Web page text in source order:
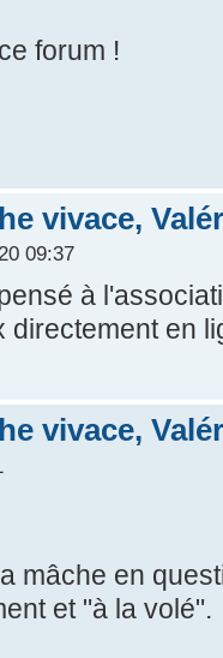
forum !
vivace,
09:37
à
directement en
vivace,
mâche en
et "à la volé".